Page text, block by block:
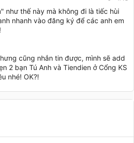
như thế này mà không đi là tiếc hùi
nhanh vào đăng ký để các anh em
cũng nhắn tin được, mình sẽ add
2 bạn Tú Anh và Tiendien ở Cổng KS
nhé! OK?!